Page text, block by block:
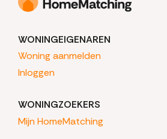
WONINGEIGENAREN
Woning aanmelden
Inloggen
WONINGZOEKERS
Mijn HomeMatching